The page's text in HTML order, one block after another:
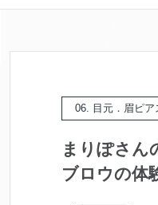
06. 目元．眉ピア
まりぽさん
ブロウの体